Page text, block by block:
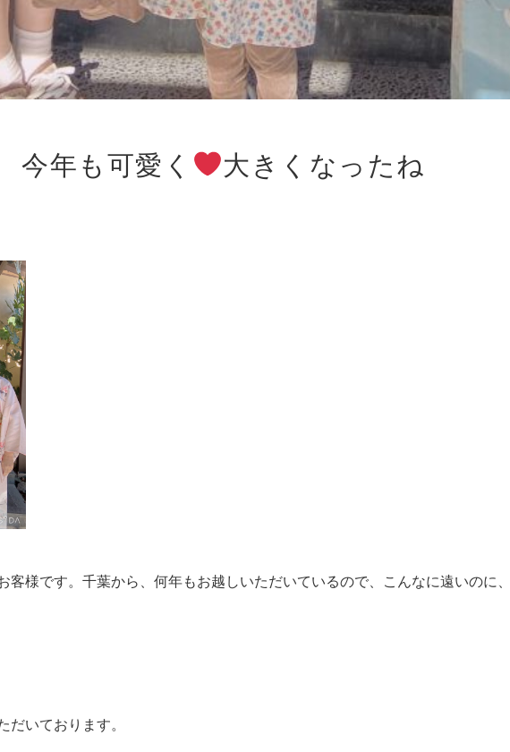
年も可愛く 大きくなったね
客様です。千葉から、何年もお越しいただいているので、こんなに遠いのに
だいております。